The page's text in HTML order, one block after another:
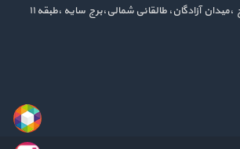
کرج ،میدان آزادگان، طالقانی شمالی،برج سایه ،طبقه ۱۱